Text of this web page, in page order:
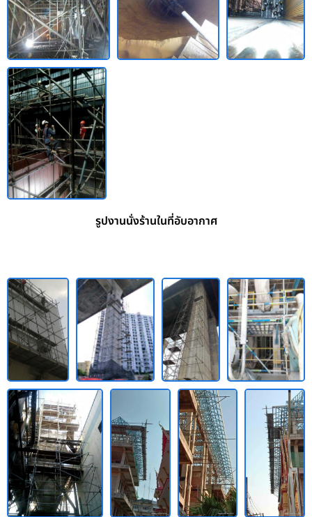
รูปงานนั่งร้านในที่อับอากาศ